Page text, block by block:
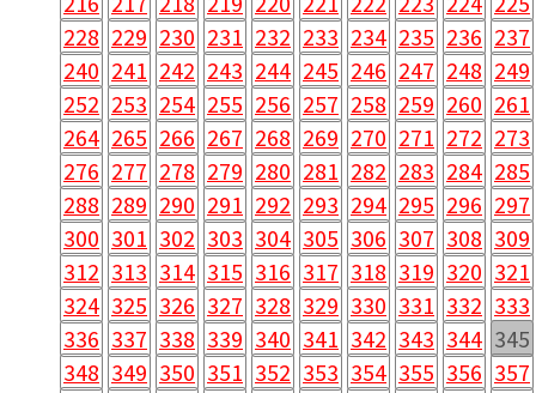
228 229 230 231 232 233 234 235 236 237
240 241 242 243 244 245 246 247 248 249
252 253 254 255 256 257 258 259 260 261
264 265 266 267 268 269 270 271 272 273
276 277 278 279 280 281 282 283 284 285
288 289 290 291 292 293 294 295 296 297
300 301 302 303 304 305 306 307 308 309
312 313 314 315 316 317 318 319 320 321
324 325 326 327 328 329 330 331 332 333
336 337 338 339 340 341 342 343 344 345
348 349 350 351 352 353 354 355 356 357